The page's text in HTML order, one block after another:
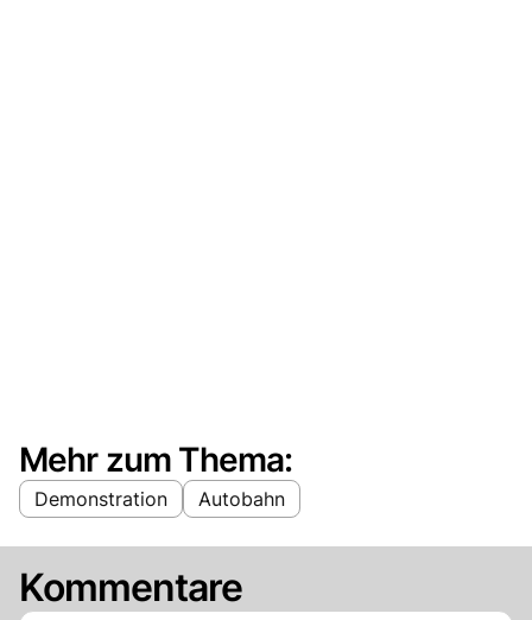
Mehr zum Thema:
Demonstration Autobahn
Kommentare